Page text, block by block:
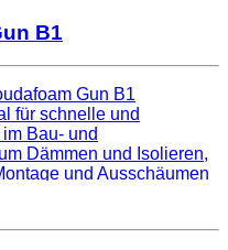
B1
Gun B1
für schnelle und
Bau- und
Dämmen und Isolieren,
und Ausschäumen
von Hohlräumen -
vielseitig einsetzbar. Mit